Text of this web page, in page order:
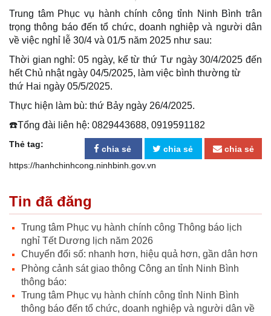
Trung tâm Phục vụ hành chính công tỉnh Ninh Bình trân
trọng thông báo đến tổ chức, doanh nghiệp và người dân
về việc nghỉ lễ 30/4 và 01/5 năm 2025 như sau:
Thời gian nghỉ: 05 ngày, kể từ thứ Tư ngày 30/4/2025 đến
hết Chủ nhật ngày 04/5/2025, làm việc bình thường từ
thứ Hai ngày 05/5/2025.
Thực hiện làm bù: thứ Bảy ngày 26/4/2025.
☎️Tổng đài liên hệ: 0829443688, 0919591182
chia sẻ chia sẻ chia sẻ
Thẻ tag:
https://hanhchinhcong.ninhbinh.gov.vn
Tin đã đăng
Trung tâm Phục vụ hành chính công Thông báo lịch
nghỉ Tết Dương lịch năm 2026
Chuyển đổi số: nhanh hơn, hiệu quả hơn, gần dân hơn
Phòng cảnh sát giao thông Công an tỉnh Ninh Bình
thông báo:
Trung tâm Phục vụ hành chính công tỉnh Ninh Bình
thông báo đến tổ chức, doanh nghiệp và người dân về